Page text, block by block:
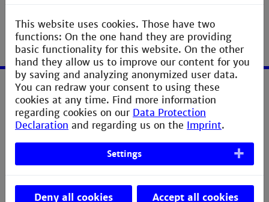
Service
Erklärung zur Barrierefreiheit
Datenschutzerklärung
Bildnachweis
Contact Webmaster
This website uses cookies. Those have two
functions: On the one hand they are providing
basic functionality for this website. On the other
hand they allow us to improve our content for you
by saving and analyzing anonymized user data.
You can redraw your consent to using these
cookies at any time. Find more information
regarding cookies on our Data Protection
Declaration and regarding us on the Imprint.
Settings
Deny all cookies Accept all cookies